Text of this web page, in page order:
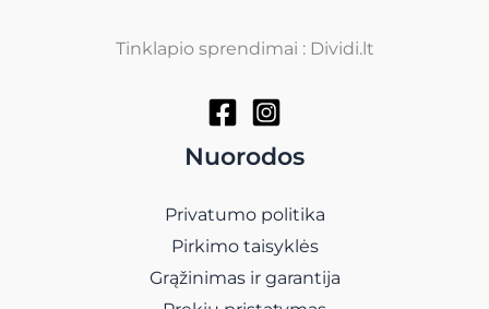
Tinklapio sprendimai : Dividi.lt
Nuorodos
Privatumo politika
Pirkimo taisyklės
Grąžinimas ir garantija